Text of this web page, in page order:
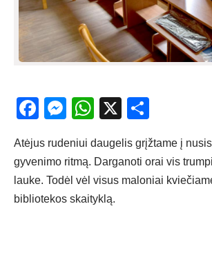
Facebook
Messenger
WhatsApp
X
Atėjus rudeniui daugelis grįžtame į
gyvenimo ritmą. Darganoti orai vis
lauke. Todėl vėl visus maloniai
bibliotekos skaityklą.